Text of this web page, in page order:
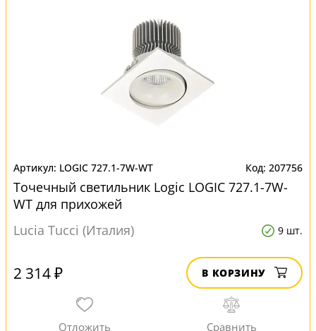
LOGIC 727.1-7W-WT 207756
Точечный светильник Logic LOGIC 727.1-7W-
WT для прихожей
Lucia Tucci (Италия)
9 шт.
2 314 ₽ В КОРЗИНУ